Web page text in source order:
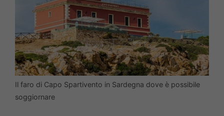
Il faro di Capo Spartivento in Sardegna dove è possibile
soggiornare